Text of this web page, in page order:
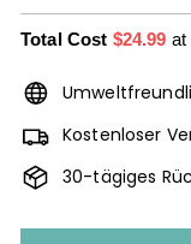
Total Cost $24.99 at
Kostenloser
30-tägiges